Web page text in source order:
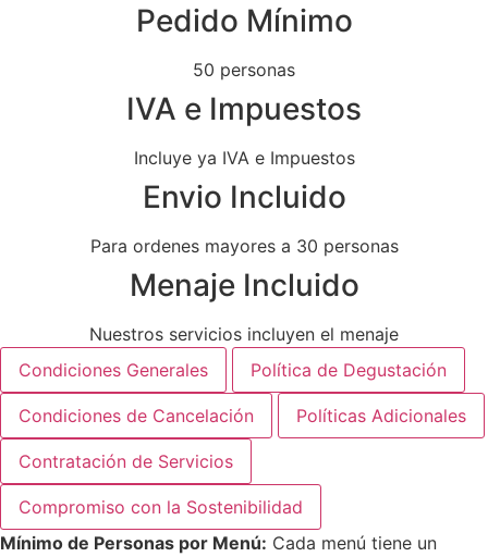
Pedido Mínimo
50 personas
IVA e Impuestos
Incluye ya IVA e Impuestos
Envio Incluido
Para ordenes mayores a 30 personas
Menaje Incluido
Nuestros servicios incluyen el menaje
Condiciones Generales
Política de Degustación
Condiciones de Cancelación Políticas Adicionales
Contratación de Servicios
Compromiso con la Sostenibilidad
Mínimo de Personas por Menú: Cada menú tiene un